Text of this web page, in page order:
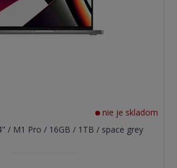
nie je skladom
/ M1 Pro / 16GB / 1TB / space grey